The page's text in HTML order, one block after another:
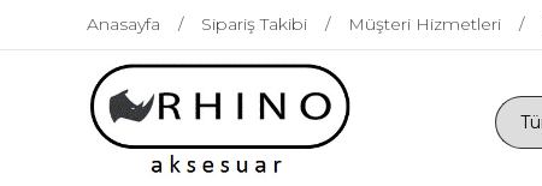
Anasayfa Sipariş Takibi Müşteri Hizmetleri